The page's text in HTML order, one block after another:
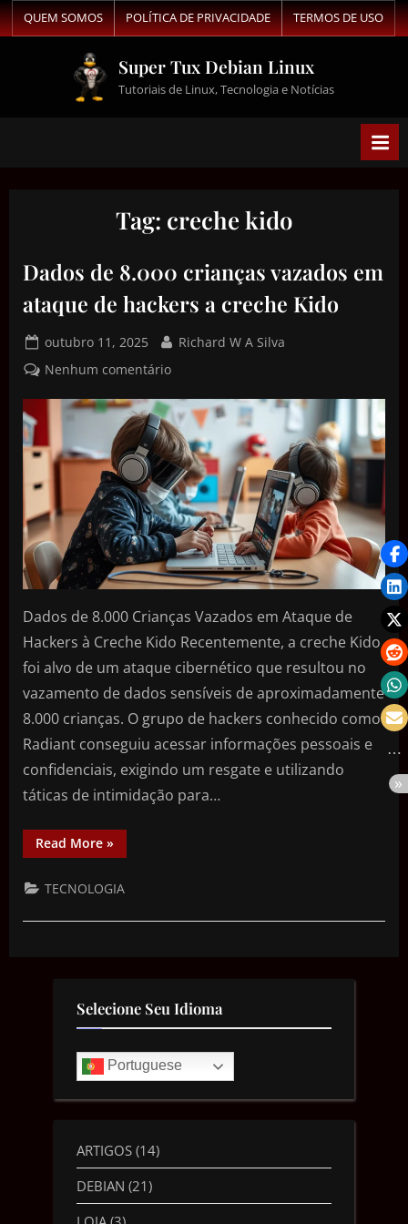
QUEM SOMOS POLÍTICA DE PRIVACIDADE TERMOS DE USO
Super Tux Debian Linux
Tutoriais de Linux, Tecnologia e Notícias
Tag: creche kido
Dados de 8.000 crianças vazados em
ataque de hackers a creche Kido
outubro 11, 2025
Richard W A Silva
Nenhum comentário
Dados de 8.000 Crianças Vazados em Ataque de
Hackers à Creche Kido Recentemente, a creche Kido
foi alvo de um ataque cibernético que resultou no
vazamento de dados sensíveis de aproximadamente
8.000 crianças. O grupo de hackers conhecido como
Radiant conseguiu acessar informações pessoais e
confidenciais, exigindo um resgate e utilizando
táticas de intimidação para…
Read More »
TECNOLOGIA
Selecione Seu Idioma
Portuguese
ARTIGOS (14)
DEBIAN (21)